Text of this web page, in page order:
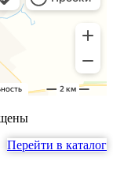
Перейти в каталог